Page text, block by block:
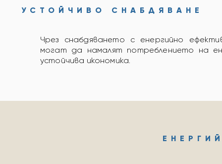
УСТОЙЧИВО СНАБДЯВАНЕ
Чрез снабдяването с енергийно
могат да намалят потреблението на
устойчива икономика.